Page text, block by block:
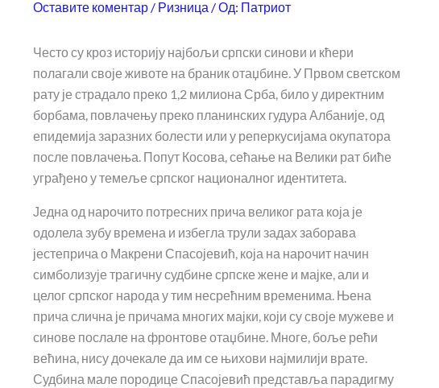
Оставите коментар / Ризница / Од: Патриот
Често су кроз историју најбољи српски синови и кћери
полагали своје животе на браник отаџбине. У Првом светском
рату је страдало преко 1,2 милиона Срба, било у директним
борбама, повлачењу преко планинских гудура Албаније, од
епидемија заразних болести или у реперкусијама окупатора
после повлачења. Попут Косова, сећање на Велики рат биће
уграђено у темеље српског националног идентитета.
Једна од нарочито потресних прича великог рата која је
одолела зубу времена и избегла трули задах заборава
јестеприча о Макрени Спасојевић, која на нарочит начин
симболизује трагичну судбине српске жене и мајке, али и
целог српског народа у тим несрећним временима. Њена
прича слична је причама многих мајки, који су своје мужеве и
синове послале на фронтове отаџбине. Многе, боље рећи
већина, нису дочекале да им се њихови најмилији врате.
Судбина мале породице Спасојевић представља парадигму